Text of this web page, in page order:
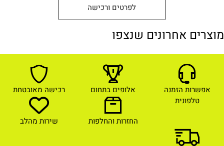
לפרטים ורכישה
מוצרים אחרונים שנצפו
אפשרות הזמנה
טלפונית
אלופים בתחום רכישה מאובטחת
החזרות והחלפות שירות מהלב